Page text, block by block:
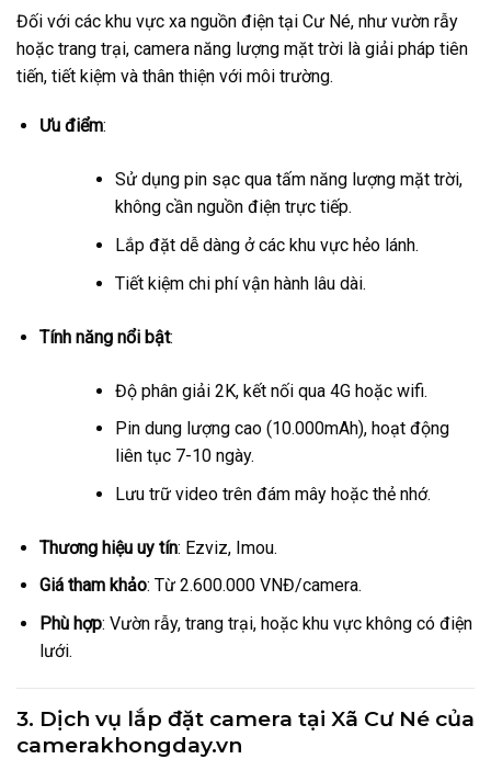
Đối với các khu vực xa nguồn điện tại Cư Né, như vườn rẫy
hoặc trang trại, camera năng lượng mặt trời là giải pháp tiên
tiến, tiết kiệm và thân thiện với môi trường.
Ưu điểm:
Sử dụng pin sạc qua tấm năng lượng mặt trời,
không cần nguồn điện trực tiếp.
Lắp đặt dễ dàng ở các khu vực hẻo lánh.
Tiết kiệm chi phí vận hành lâu dài.
Tính năng nổi bật:
Độ phân giải 2K, kết nối qua 4G hoặc wifi.
Pin dung lượng cao (10.000mAh), hoạt động
liên tục 7-10 ngày.
Lưu trữ video trên đám mây hoặc thẻ nhớ.
Thương hiệu uy tín: Ezviz, Imou.
Giá tham khảo: Từ 2.600.000 VNĐ/camera.
Phù hợp: Vườn rẫy, trang trại, hoặc khu vực không có điện
lưới.
3. Dịch vụ lắp đặt camera tại Xã Cư Né của
camerakhongday.vn